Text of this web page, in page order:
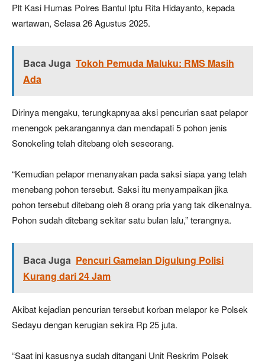
Plt Kasi Humas Polres Bantul Iptu Rita Hidayanto, kepada
wartawan, Selasa 26 Agustus 2025.
Baca Juga Tokoh Pemuda Maluku: RMS Masih
Ada
Dirinya mengaku, terungkapnyaa aksi pencurian saat pelapor
menengok pekarangannya dan mendapati 5 pohon jenis
Sonokeling telah ditebang oleh seseorang.
“Kemudian pelapor menanyakan pada saksi siapa yang telah
menebang pohon tersebut. Saksi itu menyampaikan jika
pohon tersebut ditebang oleh 8 orang pria yang tak dikenalnya.
Pohon sudah ditebang sekitar satu bulan lalu,” terangnya.
Baca Juga Pencuri Gamelan Digulung Polisi
Kurang dari 24 Jam
Akibat kejadian pencurian tersebut korban melapor ke Polsek
Sedayu dengan kerugian sekira Rp 25 juta.
“Saat ini kasusnya sudah ditangani Unit Reskrim Polsek